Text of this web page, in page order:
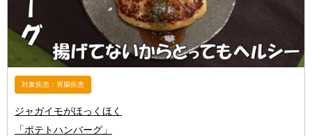
対象疾患：胃腸疾患
ジャガイモがほっくほく
「ポテトハンバーグ」